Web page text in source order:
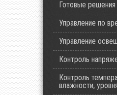
Готовые решения
Управление по
Управление
Контроль
Контроль
влажности,